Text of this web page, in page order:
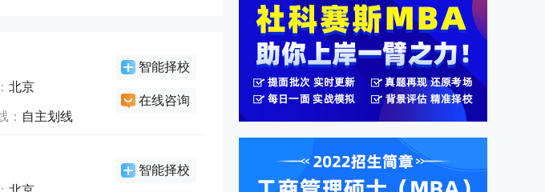
万/年(学制2年),非全日制12.8万/年(学制2年),全日制18.8万/年(学制2年),非全日制39.8万/
北京
： 自主划线
智能择校
在线咨询
万/年(学制2年),非全日制39.8万/年(学制2年),非全日制72.8万/年(学制2年),全日制0万/年(学制2
智能择校